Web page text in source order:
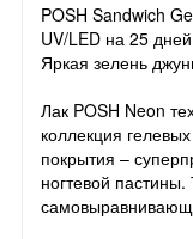
POSH Sandwich
UV/LED на 25
Яркая зелень
Лак POSH Neon
коллекция
покрытия –
ногтевой